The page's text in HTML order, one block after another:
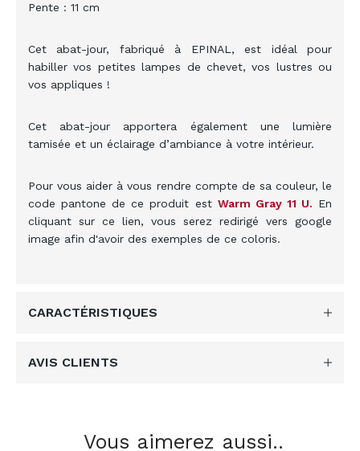
Pente : 11 cm
Cet abat-jour, fabriqué à EPINAL, est idéal pour
habiller vos petites lampes de chevet, vos lustres ou
vos appliques !
Cet abat-jour apportera également une lumière
tamisée et un éclairage d’ambiance à votre intérieur.
Pour vous aider à vous rendre compte de sa couleur, le
code pantone de ce produit est Warm Gray 11 U. En
cliquant sur ce lien, vous serez redirigé vers google
image afin d'avoir des exemples de ce coloris.
CARACTÉRISTIQUES
AVIS CLIENTS
Vous aimerez aussi..